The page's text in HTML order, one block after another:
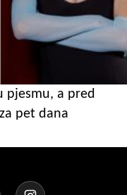
pjesmu, a pred
pet dana